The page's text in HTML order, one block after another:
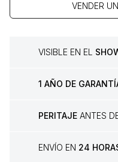
VENDER
VISIBLE EN EL
1 AÑO DE
PERITAJE ANTES
ENVÍO EN 24